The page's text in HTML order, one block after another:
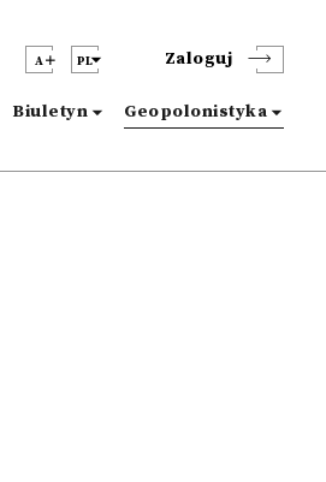
A PL Zaloguj
Biuletyn Geopolonistyka